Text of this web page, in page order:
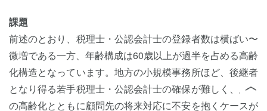
課題
前述のとおり、税理士・公認会計士の登録者数は横ばい〜
微増である一方、年齢構成は60歳以上が過半を占める高齢
化構造となっています。地方の小規模事務所ほど、後継者
となり得る若手税理士・公認会計士の確保が難しく、所長
の高齢化とともに顧問先の将来対応に不安を抱くケースが